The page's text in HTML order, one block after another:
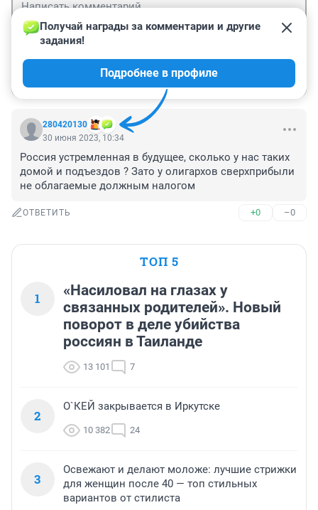
280420130
Получай награды за комментарии и другие
задания!
Подробнее в профиле
30 июня 2023, 10:34
Россия устремленная в будущее, сколько у нас таких
домой и подъездов ? Зато у олигархов сверхприбыли
не облагаемые должным налогом
ОТВЕТИТЬ +0 –0
ТОП 5
1
«Насиловал на глазах у
связанных родителей». Новый
поворот в деле убийства
россиян в Таиланде
13 101 7
2
О`КЕЙ закрывается в Иркутске
10 382 24
3
Освежают и делают моложе: лучшие стрижки
для женщин после 40 — топ стильных
вариантов от стилиста